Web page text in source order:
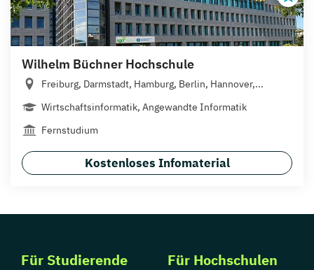
Wilhelm Büchner Hochschule
Freiburg, Darmstadt, Hamburg, Berlin, Hannover,...
Wirtschaftsinformatik, Angewandte Informatik
Fernstudium
Kostenloses Infomaterial
Für Studierende Für Hochschulen